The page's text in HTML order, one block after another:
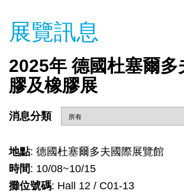
展覽訊息
2025年 德國杜塞爾多
膠及橡膠展
消息分類
地點: 德國杜塞爾多夫國際展覽館
時間: 10/08~10/15
攤位號碼: Hall 12 / C01-13